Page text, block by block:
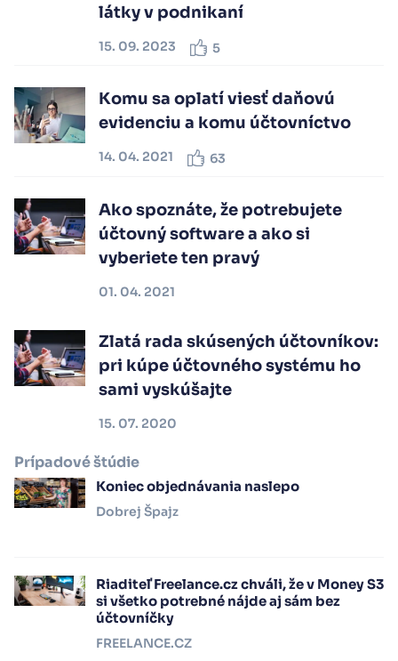
látky v podnikaní
15. 09. 2023 5
Komu sa oplatí viesť daňovú
evidenciu a komu účtovníctvo
14. 04. 2021 63
Ako spoznáte, že potrebujete
účtovný software a ako si
vyberiete ten pravý
01. 04. 2021
Zlatá rada skúsených účtovníkov:
pri kúpe účtovného systému ho
sami vyskúšajte
15. 07. 2020
Prípadové štúdie
Koniec objednávania naslepo
Dobrej Špajz
Riaditeľ Freelance.cz chváli, že v Money S3
si všetko potrebné nájde aj sám bez
účtovníčky
FREELANCE.CZ